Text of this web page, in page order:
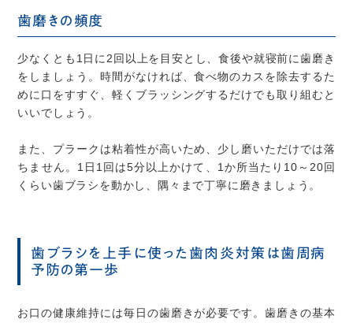
歯磨きの頻度
少なくとも1日に2回以上を目安とし、食後や就寝前に歯磨き
をしましょう。時間がなければ、食べ物のカスを除去するた
めに口をすすぐ、軽くブラッシングするだけでも取り組むと
いいでしょう。
また、プラークは粘着性が高いため、少し磨いただけでは落
ちません。1日1回は5分以上かけて、1か所当たり10～20回
くらい歯ブラシを動かし、隅々まで丁寧に磨きましょう。
歯ブラシを上手に使った歯肉炎対策は歯周病
予防の第一歩
お口の健康維持には毎日の歯磨きが必要です。歯磨きの基本